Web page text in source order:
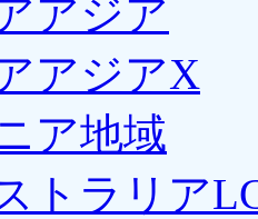
アジア
アジアX
ア地域
トラリア